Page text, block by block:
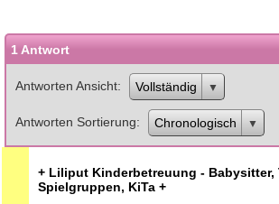
1 Antwort
Antworten Ansicht Vollständig
Antworten Sortierung Chronologisch
+ Liliput Kinderbetreuung - Babysitter,
Spielgruppen, KiTa +